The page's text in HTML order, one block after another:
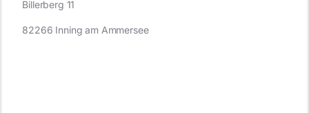
Billerberg 11
82266 Inning am Ammersee